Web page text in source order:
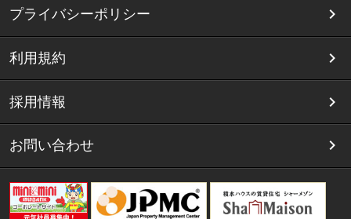
プライバシーポリシー
利用規約
採用情報
お問い合わせ